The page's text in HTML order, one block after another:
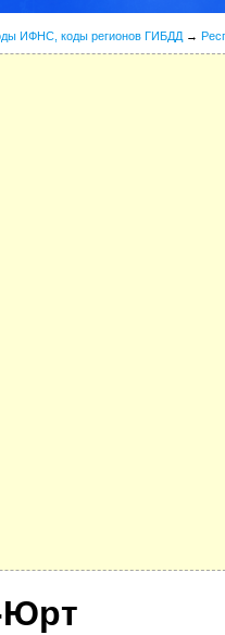
ИФНС, коды регионов ГИБДД →
Юрт